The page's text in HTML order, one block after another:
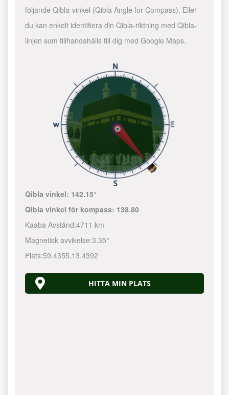
följande Qibla-vinkel (Qibla Angle for Compass). Eller
du kan enkelt identifiera din Qibla-riktning med Qibla-
linjen som tillhandahålls till dig med Google Maps.
Qibla vinkel: 142.15°
Qibla vinkel för kompass: 138.80
Kaaba Avstånd:4711 km
Magnetisk avvikelse:3.35°
Plats:59.4355,13.4392
HITTA MIN PLATS